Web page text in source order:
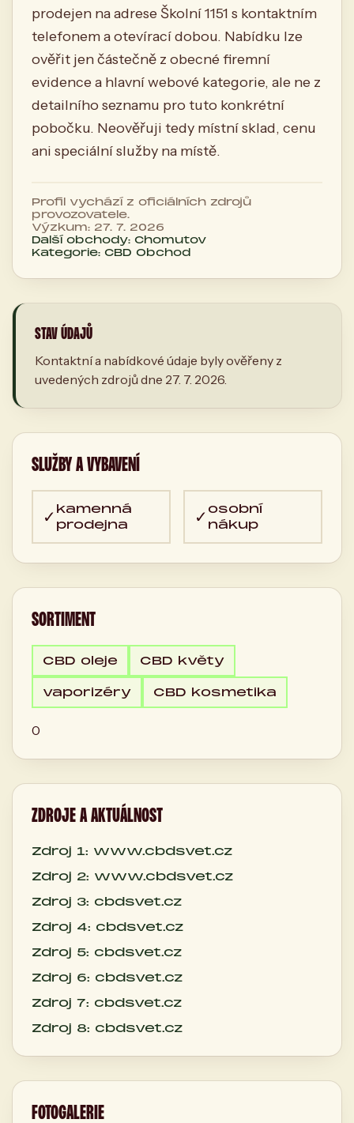
prodejen na adrese Školní 1151 s kontaktním
telefonem a otevírací dobou. Nabídku lze
ověřit jen částečně z obecné firemní
evidence a hlavní webové kategorie, ale ne z
detailního seznamu pro tuto konkrétní
pobočku. Neověřuji tedy místní sklad, cenu
ani speciální služby na místě.
Profil vychází z oficiálních zdrojů
provozovatele.
Výzkum: 27. 7. 2026
Další obchody: Chomutov
Kategorie: CBD Obchod
STAV ÚDAJŮ
Kontaktní a nabídkové údaje byly ověřeny z
uvedených zdrojů dne 27. 7. 2026.
SLUŽBY A VYBAVENÍ
✓ kamenná
prodejna
✓ osobní
nákup
SORTIMENT
CBD oleje CBD květy
vaporizéry CBD kosmetika
0
ZDROJE A AKTUÁLNOST
Zdroj 1: www.cbdsvet.cz
Zdroj 2: www.cbdsvet.cz
Zdroj 3: cbdsvet.cz
Zdroj 4: cbdsvet.cz
Zdroj 5: cbdsvet.cz
Zdroj 6: cbdsvet.cz
Zdroj 7: cbdsvet.cz
Zdroj 8: cbdsvet.cz
FOTOGALERIE